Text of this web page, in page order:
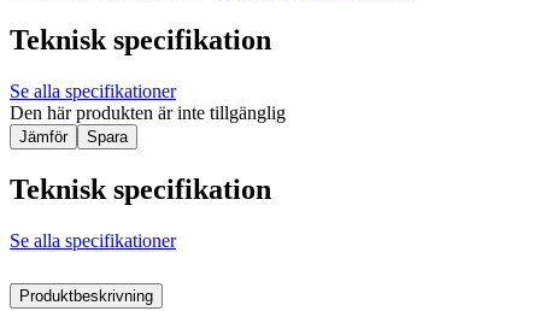
Teknisk specifikation
Se alla specifikationer
Den här produkten är inte tillgänglig
Jämför Spara
Teknisk specifikation
Se alla specifikationer
Produktbeskrivning